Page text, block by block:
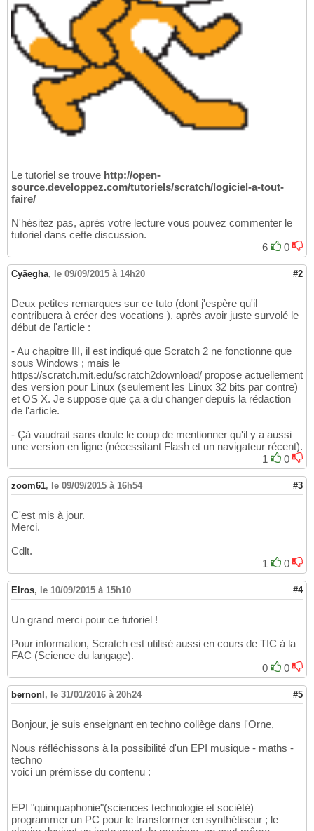
Le tutoriel se trouve http://open-
source.developpez.com/tutoriels/scratch/logiciel-a-tout-
faire/
N'hésitez pas, après votre lecture vous pouvez commenter le
tutoriel dans cette discussion.
6
0
Cyäegha, le 09/09/2015 à 14h20 #2
Deux petites remarques sur ce tuto (dont j'espère qu'il
contribuera à créer des vocations ), après avoir juste survolé le
début de l'article :
- Au chapitre III, il est indiqué que Scratch 2 ne fonctionne que
sous Windows ; mais le
https://scratch.mit.edu/scratch2download/ propose actuellement
des version pour Linux (seulement les Linux 32 bits par contre)
et OS X. Je suppose que ça a du changer depuis la rédaction
de l'article.
- Çà vaudrait sans doute le coup de mentionner qu'il y a aussi
une version en ligne (nécessitant Flash et un navigateur récent).
1
0
zoom61, le 09/09/2015 à 16h54 #3
C'est mis à jour.
Merci.
Cdlt.
1
0
Elros, le 10/09/2015 à 15h10 #4
Un grand merci pour ce tutoriel !
Pour information, Scratch est utilisé aussi en cours de TIC à la
FAC (Science du langage).
0
0
bernonl , le 31/01/2016 à 20h24 #5
Bonjour, je suis enseignant en techno collège dans l'Orne,
Nous réfléchissons à la possibilité d'un EPI musique - maths -
techno
voici un prémisse du contenu :
EPI "quinquaphonie"(sciences technologie et société)
programmer un PC pour le transformer en synthétiseur ; le